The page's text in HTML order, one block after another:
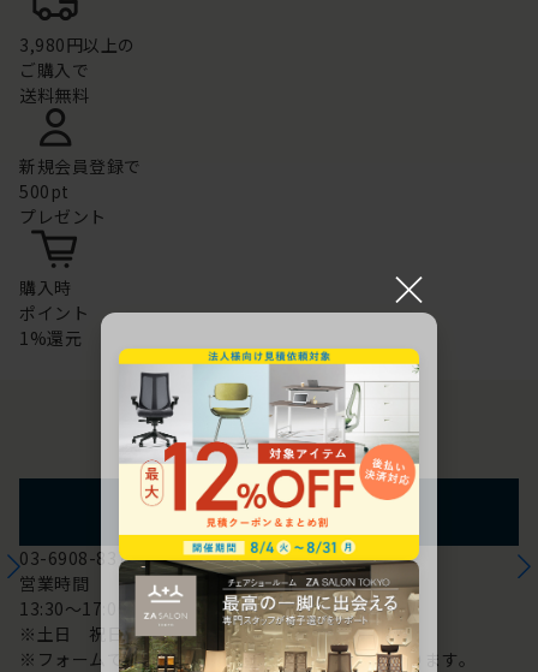
3,980円以上の
ご購入で
送料無料
新規会員登録で
500pt
プレゼント
購入時
ポイント
1%還元
お問い合わせ
フォームからのお問い合わせ
03-6908-8370
営業時間
13:30～17:00
※土日 祝日は休み
※フォームでのお問い合わせは24時間対応しております。
×